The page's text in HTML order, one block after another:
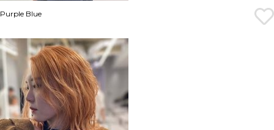
Purple Blue